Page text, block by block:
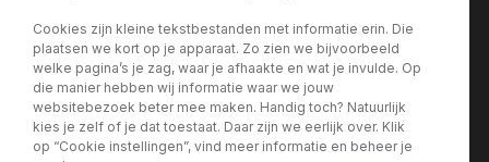
Whatsapp ons
Cookies zijn kleine tekstbestanden met informatie erin. Die
plaatsen we kort op je apparaat. Zo zien we bijvoorbeeld
welke pagina’s je zag, waar je afhaakte en wat je invulde. Op
die manier hebben wij informatie waar we jouw
websitebezoek beter mee maken. Handig toch? Natuurlijk
kies je zelf of je dat toestaat. Daar zijn we eerlijk over. Klik
op “Cookie instellingen”, vind meer informatie en beheer je